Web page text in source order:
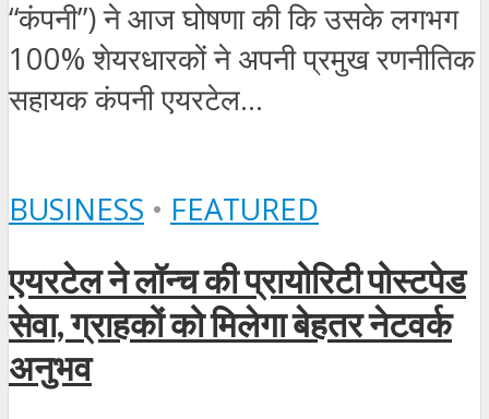
“कंपनी”) ने आज घोषणा की कि उसके लगभग
100% शेयरधारकों ने अपनी प्रमुख रणनीतिक
सहायक कंपनी एयरटेल...
BUSINESS • FEATURED
एयरटेल ने लॉन्च की प्रायोरिटी पोस्टपेड
सेवा, ग्राहकों को मिलेगा बेहतर नेटवर्क
अनुभव